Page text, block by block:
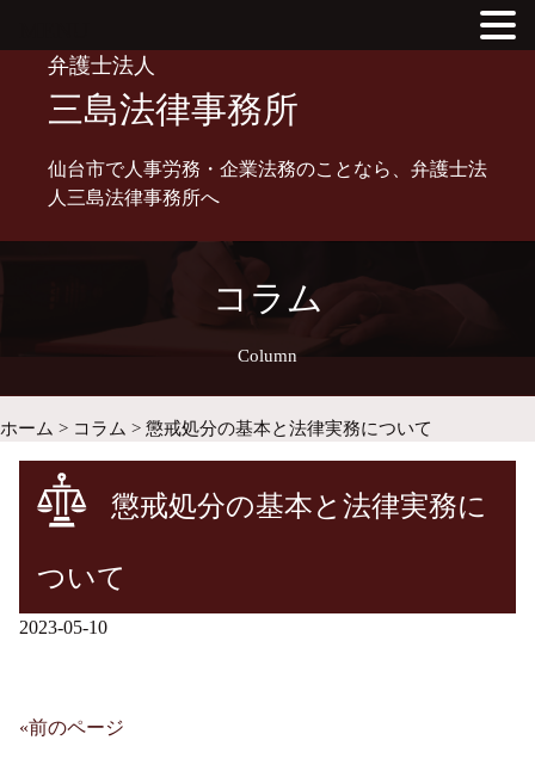
content
弁護士法人
三島法律事務所
仙台市で人事労務・企業法務のことなら、弁護士法
人三島法律事務所へ
コラム
Column
ホーム > コラム > 懲戒処分の基本と法律実務について
懲戒処分の基本と法律実務に
ついて
2023-05-10
投
«前のページ